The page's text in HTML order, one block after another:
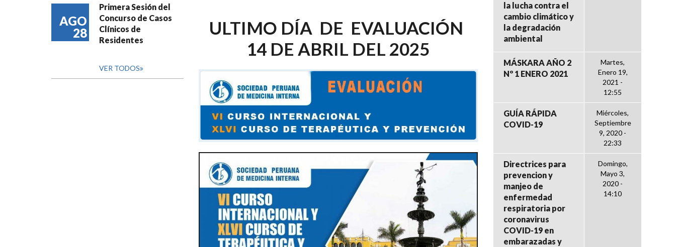
AGO
28
Primera Sesión del
Concurso de Casos
Clínicos de
Residentes
VER TODOS
ULTIMO DÍA DE EVALUACIÓN
14 DE ABRIL DEL 2025
la lucha contra el
cambio climático y
la degradación
ambiental
MÁSKARA AÑO 2
Nº 1 ENERO 2021
Martes,
Enero 19,
2021 -
12:55
GUÍA RÁPIDA
COVID-19
Miércoles,
Septiembre
9, 2020 -
22:33
Directrices para
prevencion y
manjeo de
enfermedad
respiratoria por
coronavirus
COVID-19 en
embarazadas y
Domingo,
Mayo 3,
2020 -
14:10